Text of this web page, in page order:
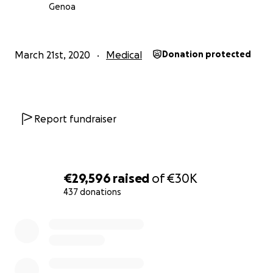
€29,596 raised of€30K
437 donations
Come da accordi con il Dirigente Medico del Reparto
personale dei reparti Anestesia e Rianimazione , DEA
Genoa
March 21st, 2020 Medical Donation protected
Report fundraiser